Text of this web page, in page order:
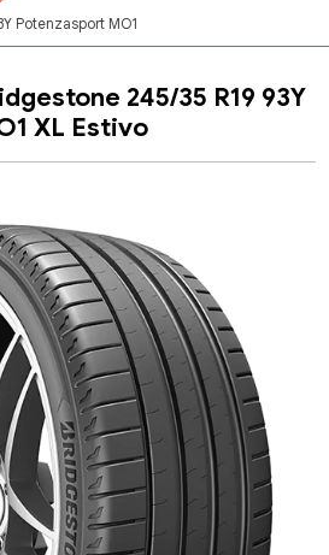
Potenzasport MO1
245/35 R19 93Y
XL Estivo